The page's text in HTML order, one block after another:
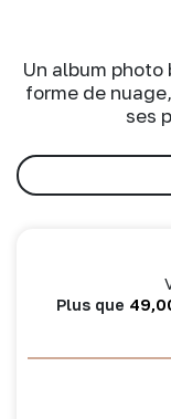
Un album
forme de
ses
Plus que